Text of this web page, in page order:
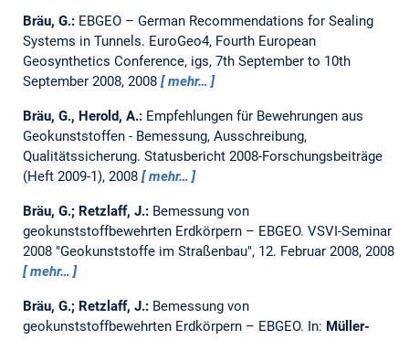
Bräu, G.: EBGEO – German Recommendations for Sealing
Systems in Tunnels. EuroGeo4, Fourth European
Geosynthetics Conference, igs, 7th September to 10th
September 2008, 2008
mehr…
Bräu, G., Herold, A.: Empfehlungen für Bewehrungen aus
Geokunststoffen - Bemessung, Ausschreibung,
Qualitätssicherung. Statusbericht 2008-Forschungsbeiträge
(Heft 2009-1), 2008
mehr…
Bräu, G.; Retzlaff, J.: Bemessung von
geokunststoffbewehrten Erdkörpern – EBGEO. VSVI-Seminar
2008 "Geokunststoffe im Straßenbau", 12. Februar 2008, 2008
mehr…
Bräu, G.; Retzlaff, J.: Bemessung von
geokunststoffbewehrten Erdkörpern – EBGEO. In: Müller-